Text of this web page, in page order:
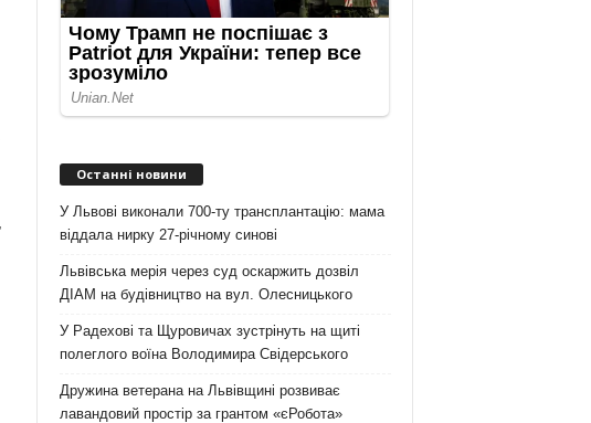
Останні новини
У Львові виконали 700-ту трансплантацію: мама
віддала нирку 27-річному синові
Львівська мерія через суд оскаржить дозвіл
ДІАМ на будівництво на вул. Олесницького
У Радехові та Щуровичах зустрінуть на щиті
полеглого воїна Володимира Свідерського
Дружина ветерана на Львівщині розвиває
лавандовий простір за грантом «єРобота»